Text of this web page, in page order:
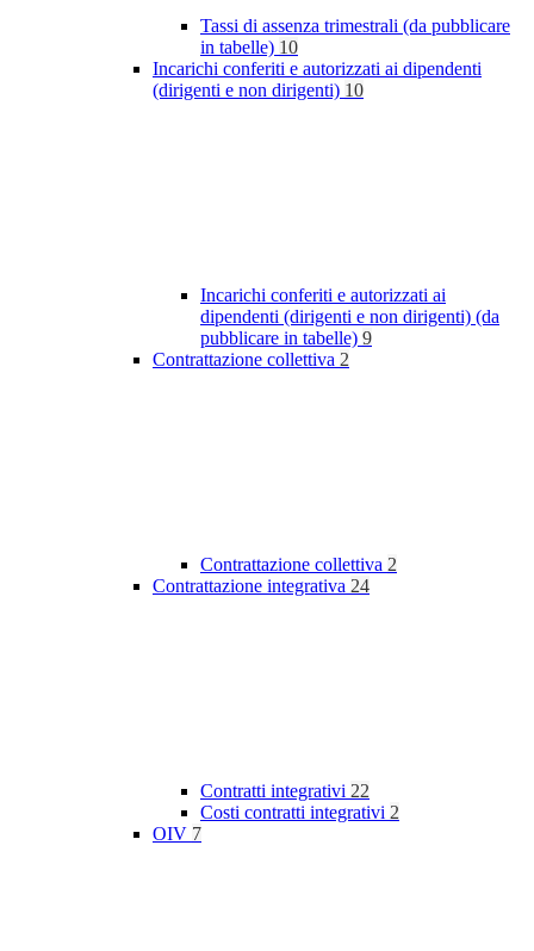
Tassi di assenza trimestrali (da pubblicare
in tabelle) 10
Incarichi conferiti e autorizzati ai dipendenti
(dirigenti e non dirigenti) 10
Incarichi conferiti e autorizzati ai
dipendenti (dirigenti e non dirigenti) (da
pubblicare in tabelle) 9
Contrattazione collettiva 2
Contrattazione collettiva 2
Contrattazione integrativa 24
Contratti integrativi 22
Costi contratti integrativi 2
OIV 7